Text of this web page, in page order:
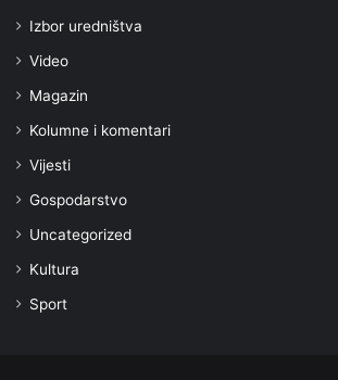
Izbor uredništva
Video
Magazin
Kolumne i komentari
Vijesti
Gospodarstvo
Uncategorized
Kultura
Sport